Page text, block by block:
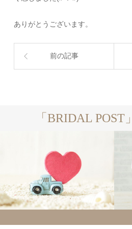
ありがとうございます。
前の記事
「BRIDAL